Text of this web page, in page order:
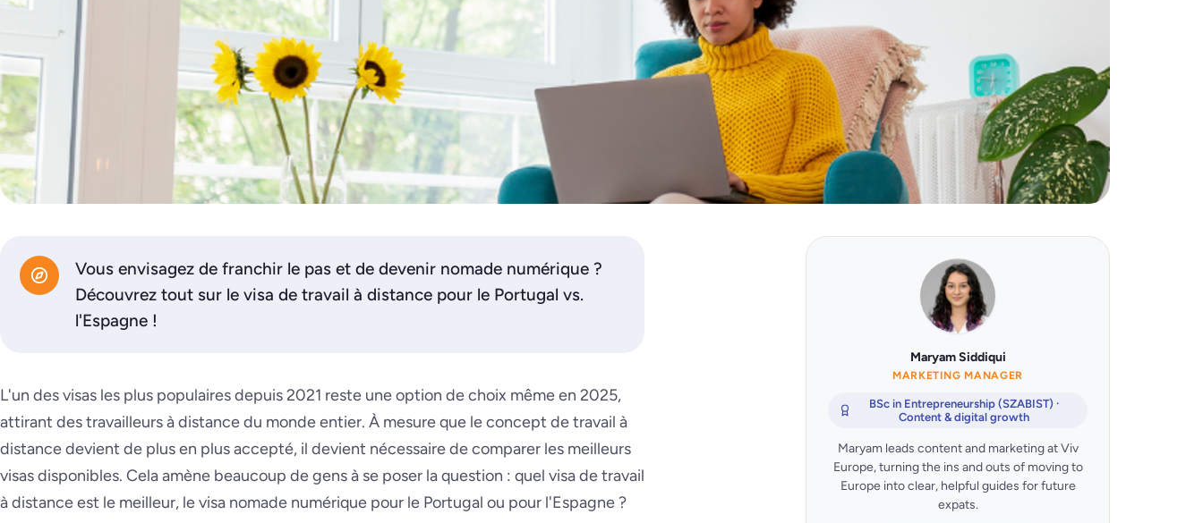
Vous envisagez de franchir le pas et de devenir nomade numérique ?
Découvrez tout sur le visa de travail à distance pour le Portugal vs.
l'Espagne !
L'un des visas les plus populaires depuis 2021 reste une option de choix même en 2025,
attirant des travailleurs à distance du monde entier. À mesure que le concept de travail à
distance devient de plus en plus accepté, il devient nécessaire de comparer les meilleurs
visas disponibles. Cela amène beaucoup de gens à se poser la question : quel visa de travail
à distance est le meilleur, le visa nomade numérique pour le Portugal ou pour l'Espagne ?
Maryam Siddiqui
MARKETING MANAGER
BSc in Entrepreneurship (SZABIST) ·
Content & digital growth
Maryam leads content and marketing at Viv
Europe, turning the ins and outs of moving to
Europe into clear, helpful guides for future
expats.